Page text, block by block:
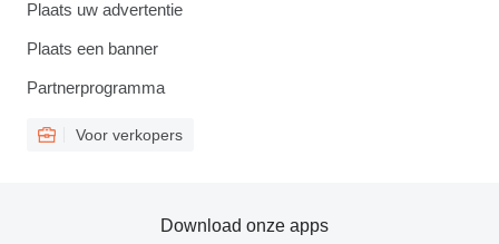
Plaats uw advertentie
Plaats een banner
Partnerprogramma
Voor verkopers
Download onze apps